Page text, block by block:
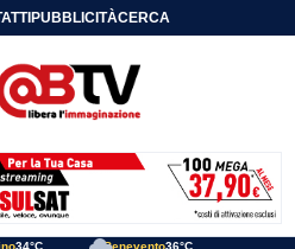
PUBBLICITÀCERCA
34°C Benevento36°C